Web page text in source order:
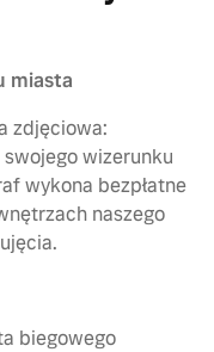
miasta
zdjęciowa:
wizerunku
wykona bezpłatne
naszego
biegowego